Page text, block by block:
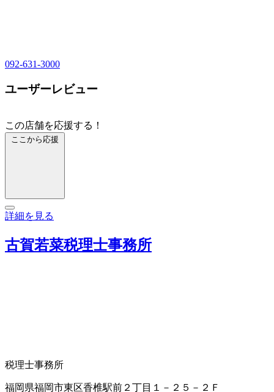
092-631-3000
ユーザーレビュー
この店舗を応援する！
ここから応援
詳細を見る
古賀若菜税理士事務所
税理士事務所
福岡県福岡市東区香椎駅前２丁目１－２５－２Ｆ